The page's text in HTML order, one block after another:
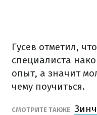
Гусев отметил,
специалиста
опыт, а значит
чему поучиться.
СМОТРИТЕ ТАКЖЕ